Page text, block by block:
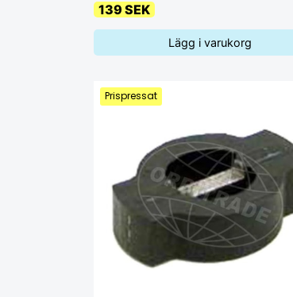
139 SEK
Lägg i varukorg
Prispressat